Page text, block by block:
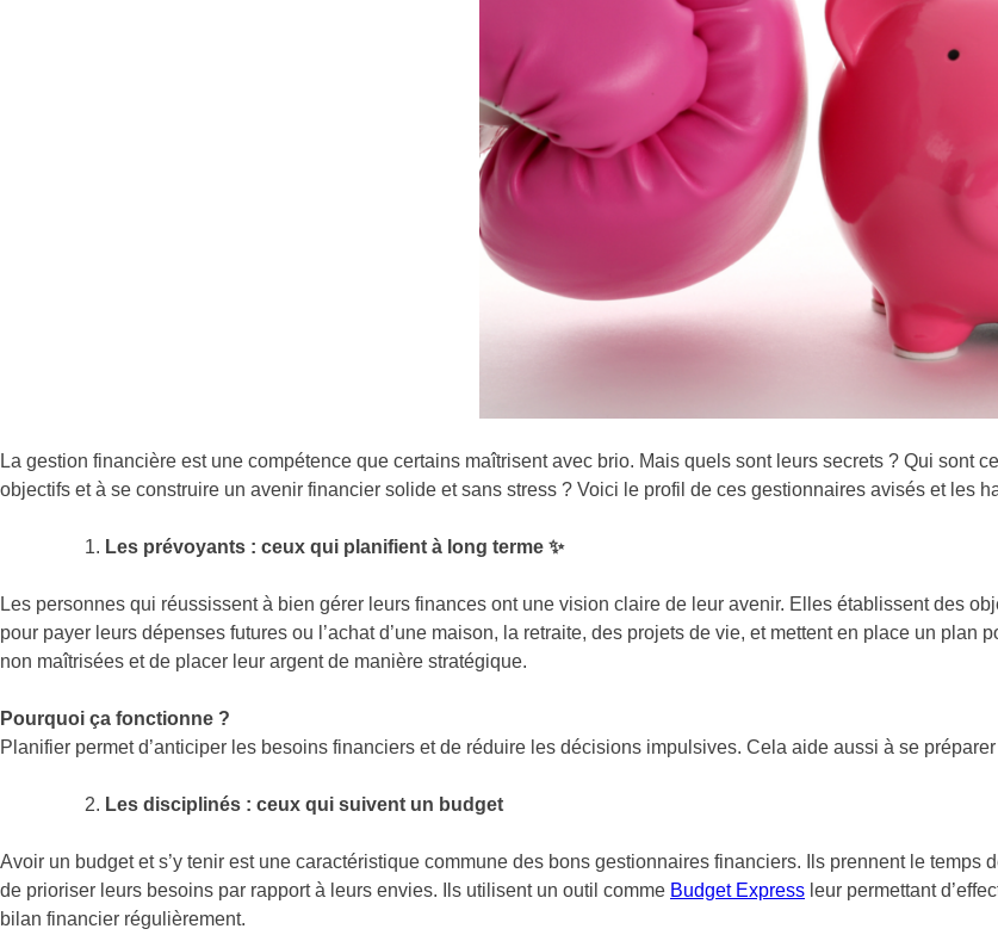
La gestion financière est une compétence que certains maîtrisent avec brio. Mais quels sont leurs secrets ? Qui sont
objectifs et à se construire un avenir financier solide et sans stress ? Voici le profil de ces gestionnaires avisés et les
Les prévoyants : ceux qui planifient à long terme ✨
Les personnes qui réussissent à bien gérer leurs finances ont une vision claire de leur avenir. Elles établissent des
pour payer leurs dépenses futures ou l’achat d’une maison, la retraite, des projets de vie, et mettent en place un plan
non maîtrisées et de placer leur argent de manière stratégique.
Pourquoi ça fonctionne ?
Planifier permet d’anticiper les besoins financiers et de réduire les décisions impulsives. Cela aide aussi à se
Les disciplinés : ceux qui suivent un budget
Avoir un budget et s’y tenir est une caractéristique commune des bons gestionnaires financiers. Ils prennent le
de prioriser leurs besoins par rapport à leurs envies. Ils utilisent un outil comme Budget Express leur permettant
bilan financier régulièrement.